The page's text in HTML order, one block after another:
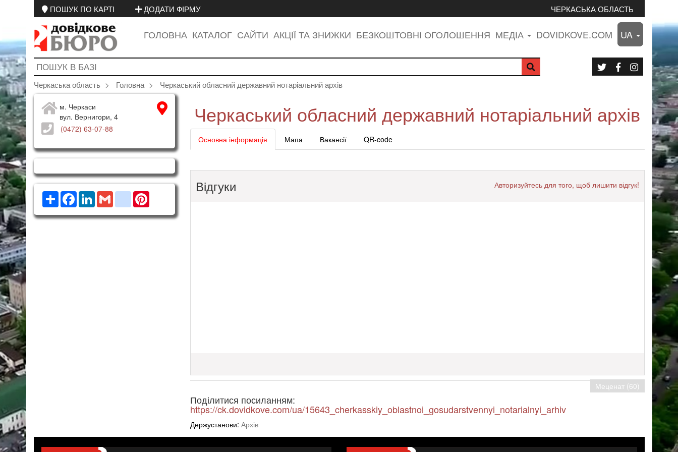
ПОШУК ПО КАРТІ ДОДАТИ ФІРМУ ЧЕРКАСЬКА ОБЛАСТЬ
ГОЛОВНА КАТАЛОГ САЙТИ АКЦІЇ ТА ЗНИЖКИ БЕЗКОШТОВНІ ОГОЛОШЕННЯ МЕДІА DOVIDKOVE.COM UA
Черкаська область Головна Черкаський обласний державний нотаріальний архів
м. Черкаси
вул. Вернигори, 4
(0472) 63-07-88
РесурсFacebook
LinkedInGmailgoogle_bookmarks
Pinterest
Черкаський обласний державний нотаріальний архів
Основна інформація Мапа Вакансії QR-code
Відгуки Авторизуйтесь для того, щоб лишити відгук!
Меценат (60)
Поділитися посиланням:
https://ck.dovidkove.com/ua/15643_cherkasskiy_oblastnoi_gosudarstvennyi_notarialnyi_arhiv
Держустанови: Архів